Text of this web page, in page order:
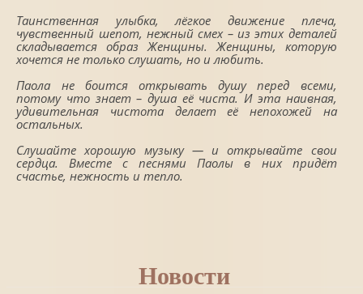
Таинственная улыбка, лёгкое движение плеча,
чувственный шепот, нежный смех – из этих деталей
складывается образ Женщины. Женщины, которую
хочется не только слушать, но и любить.
Паола не боится открывать душу перед всеми,
потому что знает – душа её чиста. И эта наивная,
удивительная чистота делает её непохожей на
остальных.
Слушайте хорошую музыку — и открывайте свои
сердца. Вместе с песнями Паолы в них придёт
счастье, нежность и тепло.
Новости